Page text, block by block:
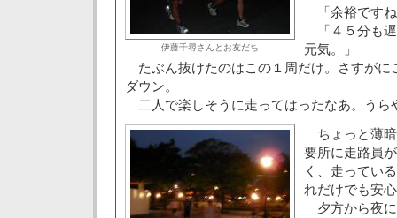
伊藤千尋さんとお友だち
「余裕です
「４５分も
元気。」
たぶん抜けたのはこの１周だけ。さすがに
ダウン。
二人で楽しそうに走ってはったなあ。うら
ちょっと薄
要所に走路員
く、走ってい
れだけでも安
夕方から夜